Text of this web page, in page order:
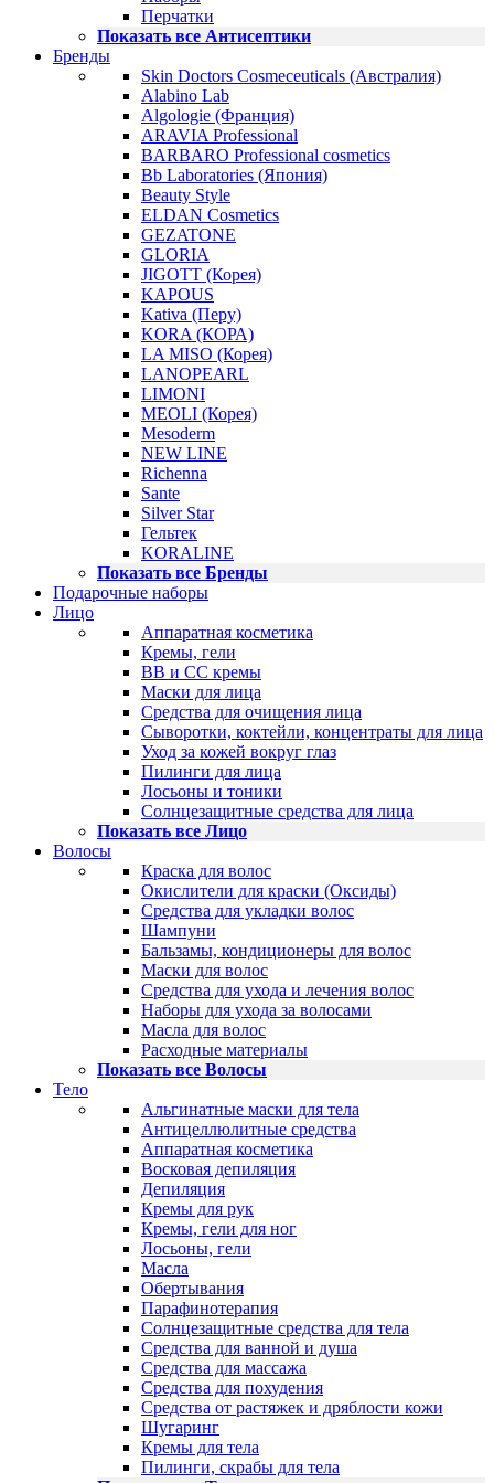
Перчатки
Показать все Антисептики
Бренды
Skin Doctors Cosmeceuticals (Австралия)
Alabino Lab
Algologie (Франция)
ARAVIA Professional
BARBARO Professional cosmetics
Bb Laboratories (Япония)
Beauty Style
ELDAN Cosmetics
GEZATONE
GLORIA
JIGOTT (Корея)
KAPOUS
Kativa (Перу)
KORA (КОРА)
LA MISO (Корея)
LANOPEARL
LIMONI
MEOLI (Корея)
Mesoderm
NEW LINE
Richenna
Sante
Silver Star
Гельтек
KORALINE
Показать все Бренды
Подарочные наборы
Лицо
Аппаратная косметика
Кремы, гели
BB и CC кремы
Маски для лица
Средства для очищения лица
Сыворотки, коктейли, концентраты для лица
Уход за кожей вокруг глаз
Пилинги для лица
Лосьоны и тоники
Солнцезащитные средства для лица
Показать все Лицо
Волосы
Краска для волос
Окислители для краски (Оксиды)
Средства для укладки волос
Шампуни
Бальзамы, кондиционеры для волос
Маски для волос
Средства для ухода и лечения волос
Наборы для ухода за волосами
Масла для волос
Расходные материалы
Показать все Волосы
Тело
Альгинатные маски для тела
Антицеллюлитные средства
Аппаратная косметика
Восковая депиляция
Депиляция
Кремы для рук
Кремы, гели для ног
Лосьоны, гели
Масла
Обертывания
Парафинотерапия
Солнцезащитные средства для тела
Средства для ванной и душа
Средства для массажа
Средства для похудения
Средства от растяжек и дряблости кожи
Шугаринг
Кремы для тела
Пилинги, скрабы для тела